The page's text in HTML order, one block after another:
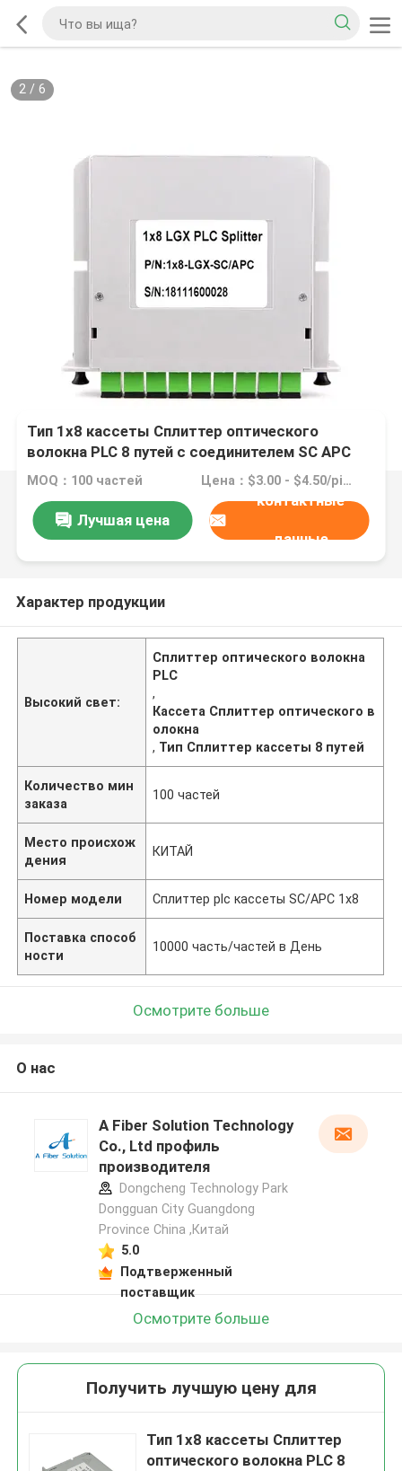
2/ 6
Тип 1x8 кассеты Сплиттер оптического
волокна PLC 8 путей с соединителем SC APC
MOQ：100 частей Цена：$3.00 - $4.50/pieces
Лучшая цена
контактные
данные
Характер продукции
Высокий свет:
Сплиттер оптического волокна
PLC
,
Кассета Сплиттер оптического в
олокна
, Тип Сплиттер кассеты 8 путей
Количество мин
заказа
100 частей
Место происхож
дения
КИТАЙ
Номер модели Сплиттер plc кассеты SC/APC 1x8
Поставка способ
ности
10000 часть/частей в День
Осмотрите больше
О нас
A Fiber Solution Technology
Co., Ltd профиль
производителя
Dongcheng Technology Park
Dongguan City Guangdong
Province China ,Китай
5.0
Подтверженный
поставщик
Осмотрите больше
Получить лучшую цену для
Тип 1x8 кассеты Сплиттер
оптического волокна PLC 8